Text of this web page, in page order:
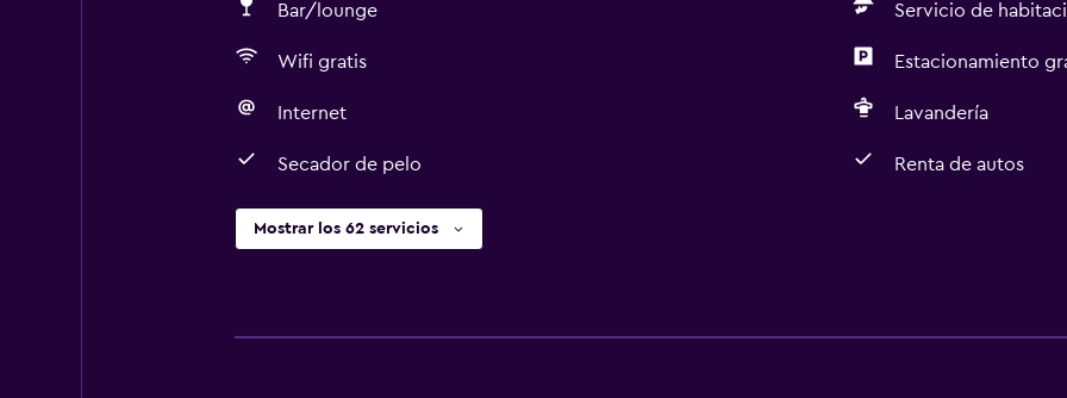
Bar/lounge Servicio de
Wifi gratis Estacionamiento
Internet Lavandería
Secador de pelo Renta de autos
Mostrar los 62 servicios